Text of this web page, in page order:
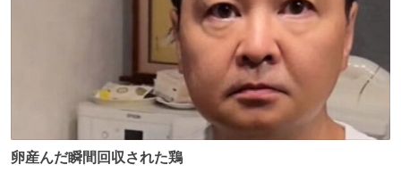
卵産んだ瞬間回収された鶏